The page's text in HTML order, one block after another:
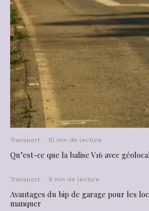
Transport · 10 min de lecture
Qu’est-ce que la balise V16 avec
Transport · 9 min de lecture
Avantages du bip de garage pour les
manquer